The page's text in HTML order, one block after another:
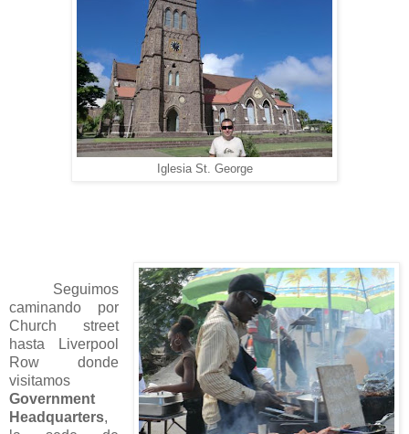
Iglesia St. George
Seguimos
caminando por
Church street
hasta Liverpool
Row donde
visitamos
Government
Headquarters,